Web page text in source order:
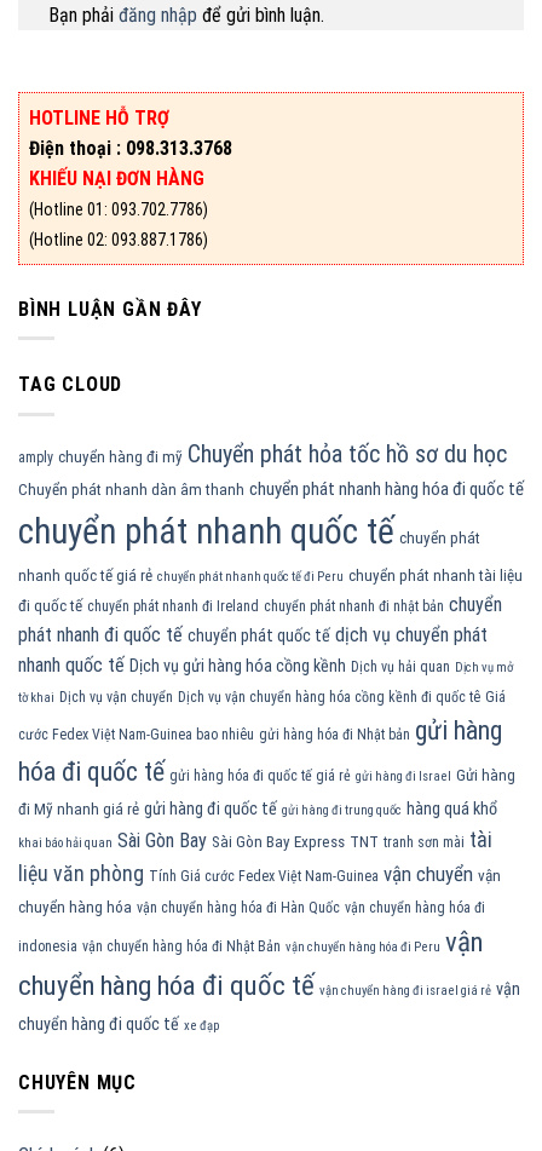
Bạn phải đăng nhập để gửi bình luận.
HOTLINE HỖ TRỢ
Điện thoại : 098.313.3768
KHIẾU NẠI ĐƠN HÀNG
(Hotline 01: 093.702.7786)
(Hotline 02: 093.887.1786)
BÌNH LUẬN GẦN ĐÂY
TAG CLOUD
amply chuyển hàng đi mỹ Chuyển phát hỏa tốc hồ sơ du học
Chuyển phát nhanh dàn âm thanh chuyển phát nhanh hàng hóa đi quốc tế
chuyển phát nhanh quốc tế chuyển phát
nhanh quốc tế giá rẻ chuyển phát nhanh quốc tế đi Peru chuyển phát nhanh tài liệu
đi quốc tế chuyển phát nhanh đi Ireland chuyển phát nhanh đi nhật bản chuyển
phát nhanh đi quốc tế chuyển phát quốc tế dịch vụ chuyển phát
nhanh quốc tế Dịch vụ gửi hàng hóa cồng kềnh Dịch vụ hải quan Dịch vụ mở
tờ khai Dịch vụ vận chuyển Dịch vụ vận chuyển hàng hóa cồng kềnh đi quốc tê Giá
cước Fedex Việt Nam-Guinea bao nhiêu gửi hàng hóa đi Nhật bản gửi hàng
hóa đi quốc tế gửi hàng hóa đi quốc tế giá rẻ gửi hàng đi Israel Gửi hàng
đi Mỹ nhanh giá rẻ gửi hàng đi quốc tế gửi hàng đi trung quốc hàng quá khổ
khai báo hải quan Sài Gòn Bay Sài Gòn Bay Express TNT tranh sơn mài tài
liệu văn phòng Tính Giá cước Fedex Việt Nam-Guinea vận chuyển vận
chuyển hàng hóa vận chuyển hàng hóa đi Hàn Quốc vận chuyển hàng hóa đi
indonesia vận chuyển hàng hóa đi Nhật Bản vận chuyển hàng hóa đi Peru vận
chuyển hàng hóa đi quốc tế vận chuyển hàng đi israel giá rẻ vận
chuyển hàng đi quốc tế xe đạp
CHUYÊN MỤC